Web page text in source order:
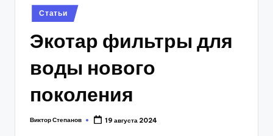
Posted
in
Статьи
Экотар фильтры для
воды нового
поколения
Posted
Виктор Степанов 19 августа 2024